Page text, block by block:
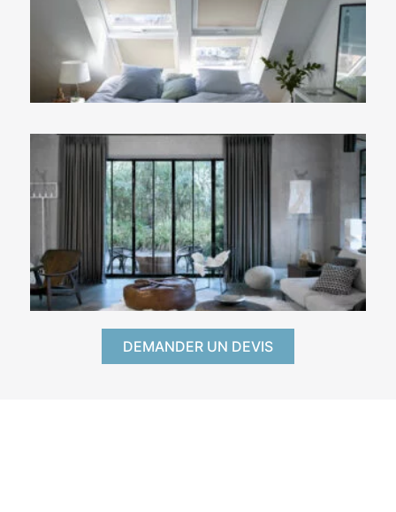
DEMANDER UN DEVIS